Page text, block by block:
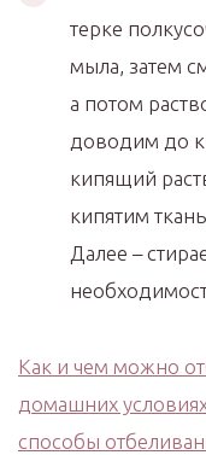
терке
мыла, затем
а потом
доводим до
кипящий
кипятим
Далее –
Как и чем можно
домашних
способы